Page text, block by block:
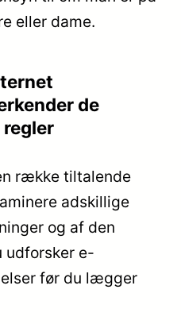
eller dame.
de
række tiltalende
adskillige
og af den
udforsker e-
før du lægger